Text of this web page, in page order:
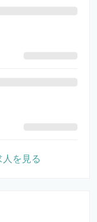
を見る